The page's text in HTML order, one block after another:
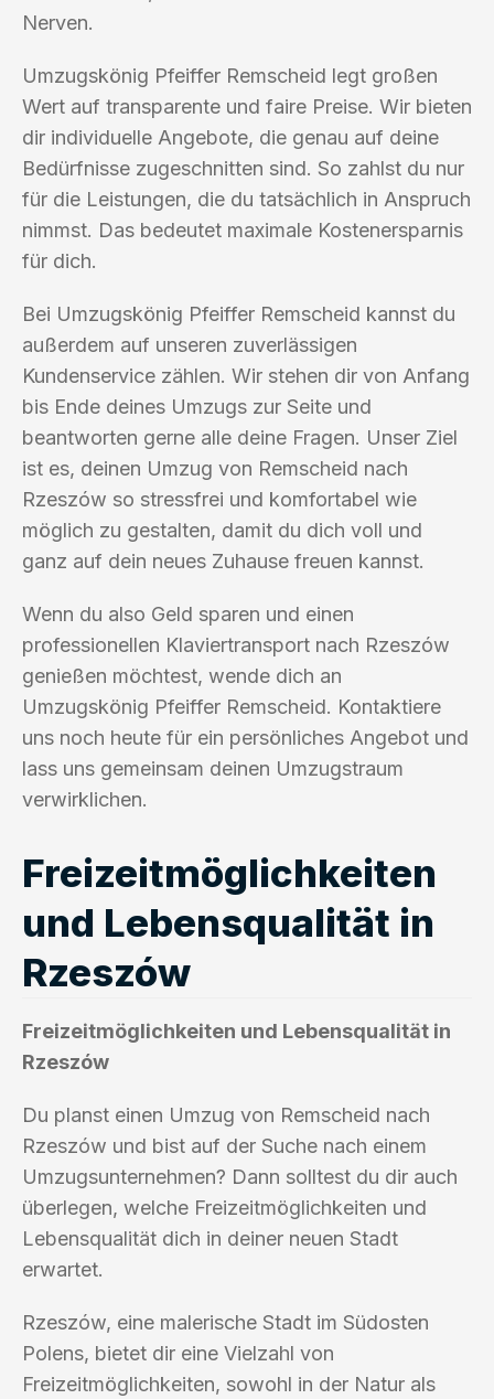
Nerven.
Umzugskönig Pfeiffer Remscheid legt großen
Wert auf transparente und faire Preise. Wir bieten
dir individuelle Angebote, die genau auf deine
Bedürfnisse zugeschnitten sind. So zahlst du nur
für die Leistungen, die du tatsächlich in Anspruch
nimmst. Das bedeutet maximale Kostenersparnis
für dich.
Bei Umzugskönig Pfeiffer Remscheid kannst du
außerdem auf unseren zuverlässigen
Kundenservice zählen. Wir stehen dir von Anfang
bis Ende deines Umzugs zur Seite und
beantworten gerne alle deine Fragen. Unser Ziel
ist es, deinen Umzug von Remscheid nach
Rzeszów so stressfrei und komfortabel wie
möglich zu gestalten, damit du dich voll und
ganz auf dein neues Zuhause freuen kannst.
Wenn du also Geld sparen und einen
professionellen Klaviertransport nach Rzeszów
genießen möchtest, wende dich an
Umzugskönig Pfeiffer Remscheid. Kontaktiere
uns noch heute für ein persönliches Angebot und
lass uns gemeinsam deinen Umzugstraum
verwirklichen.
Freizeitmöglichkeiten
und Lebensqualität in
Rzeszów
Freizeitmöglichkeiten und Lebensqualität in
Rzeszów
Du planst einen Umzug von Remscheid nach
Rzeszów und bist auf der Suche nach einem
Umzugsunternehmen? Dann solltest du dir auch
überlegen, welche Freizeitmöglichkeiten und
Lebensqualität dich in deiner neuen Stadt
erwartet.
Rzeszów, eine malerische Stadt im Südosten
Polens, bietet dir eine Vielzahl von
Freizeitmöglichkeiten, sowohl in der Natur als